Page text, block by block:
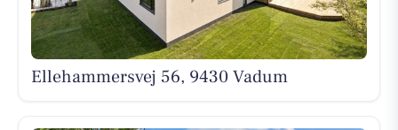
Ellehammersvej 56, 9430 Vadum